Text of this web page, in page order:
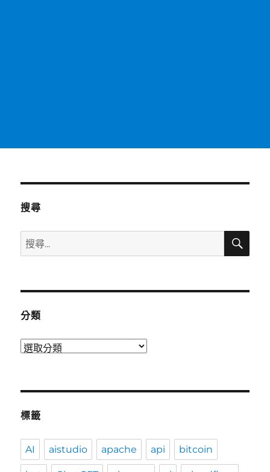
搜尋
搜
尋
鍵
搜
分類
分
標籤
AI aistudio apache api bitcoin